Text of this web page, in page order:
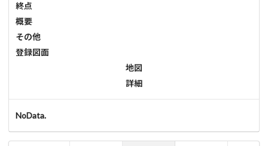
終点
概要
その他
登録図面
地図
詳細
NoData.